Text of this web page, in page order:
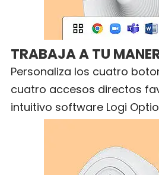
TRABAJA A TU
Personaliza los cuatro
cuatro accesos directos
intuitivo software Logi